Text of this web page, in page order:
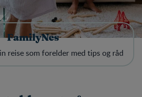
FamilyNes
reise som forelder med tips og råd